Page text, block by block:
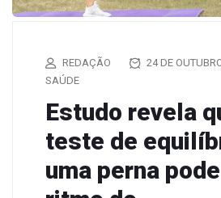
REDAÇÃO
24 DE
SAÚDE
Estudo revela
teste de
uma perna